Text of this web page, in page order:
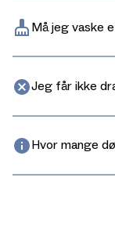
Må jeg vaske
Jeg får ikke
Hvor mange